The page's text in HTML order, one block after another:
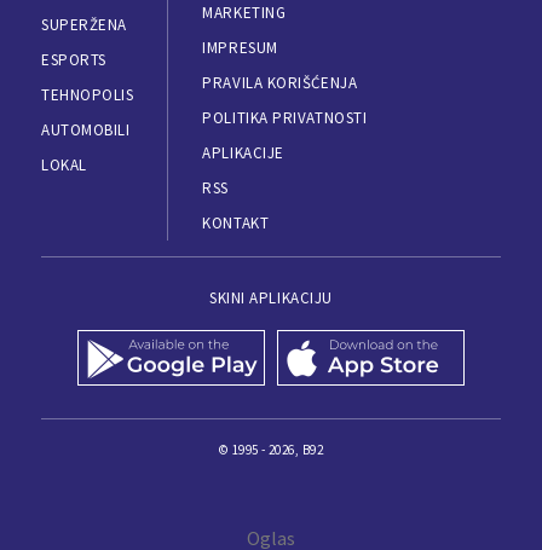
SUPERŽENA
ESPORTS
TEHNOPOLIS
AUTOMOBILI
LOKAL
MARKETING
IMPRESUM
PRAVILA KORIŠĆENJA
POLITIKA PRIVATNOSTI
APLIKACIJE
RSS
KONTAKT
SKINI APLIKACIJU
© 1995 - 2026, B92